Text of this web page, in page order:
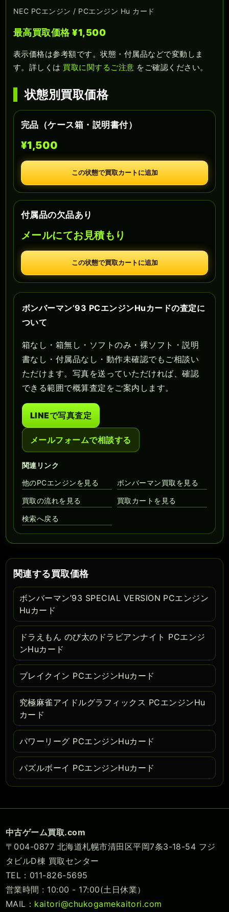
NEC PCエンジン / PCエンジン Hu カード
最高買取価格 ¥1,500
表示価格は参考額です。状態・付属品などで変動しま
す。詳しくは 買取に関するご注意 をご確認ください。
状態別買取価格
完品（ケース箱・説明書付）
¥1,500
この状態で買取カートに追加
付属品の欠品あり
メールにてお見積もり
この状態で買取カートに追加
ボンバーマン’93 PCエンジンHuカードの査定に
ついて
箱なし・箱無し・ソフトのみ・裸ソフト・説明
書なし・付属品なし・動作未確認でもご相談い
ただけます。写真を送っていただければ、確認
できる範囲で概算査定をご案内します。
LINEで写真査定
メールフォームで相談する
関連リンク
他のPCエンジンを見る
ボンバーマン買取を見る
買取の流れを見る 買取カートを見る
検索へ戻る
関連する買取価格
ボンバーマン’93 SPECIAL VERSION PCエンジン
Huカード
ドラえもん のび太のドラビアンナイト PCエンジ
ンHuカード
ブレイクイン PCエンジンHuカード
究極麻雀アイドルグラフィックス PCエンジンHu
カード
パワーリーグ PCエンジンHuカード
パズルボーイ PCエンジンHuカード
中古ゲーム買取.com
〒004-0877 北海道札幌市清田区平岡7条3-18-54 フジ
タビルD棟 買取センター
TEL：011-826-5695
営業時間 : 10:00 - 17:00(土日休業）
MAIL： kaitori@chukogamekaitori.com